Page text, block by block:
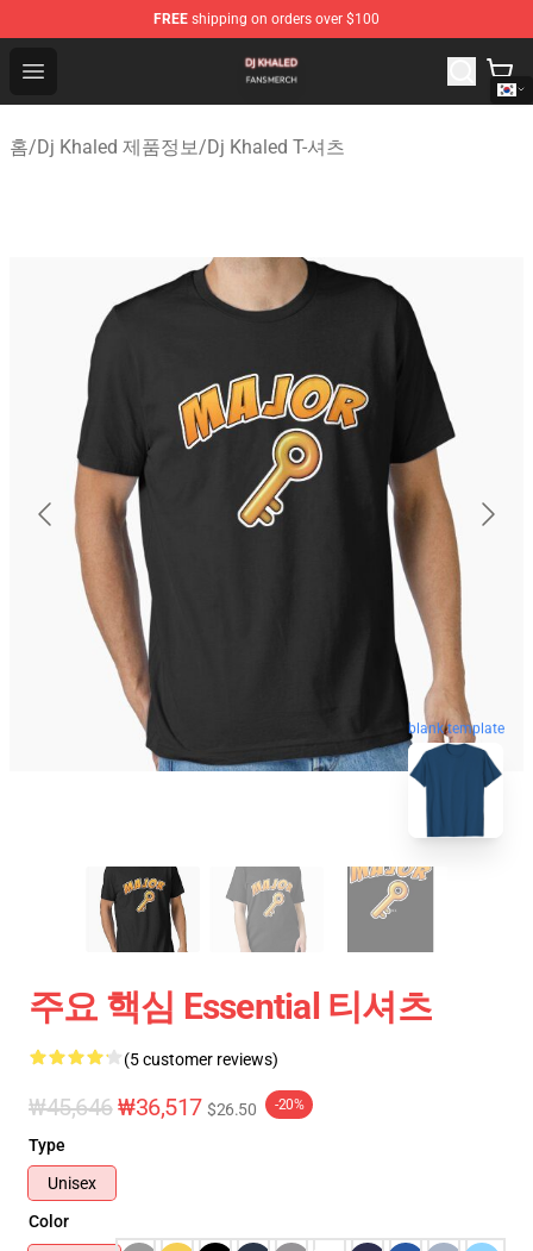
FREE shipping on orders over $100
Open menu
Dj Khaled Shop - Official Dj Khaled Merchandise Store
홈/Dj Khaled 제품정보/Dj Khaled T-셔츠
blank template
주요 핵심 Essential 티셔츠
(5 customer reviews)
₩45,646₩36,517 $26.50 -20%
Type
Unisex
Color